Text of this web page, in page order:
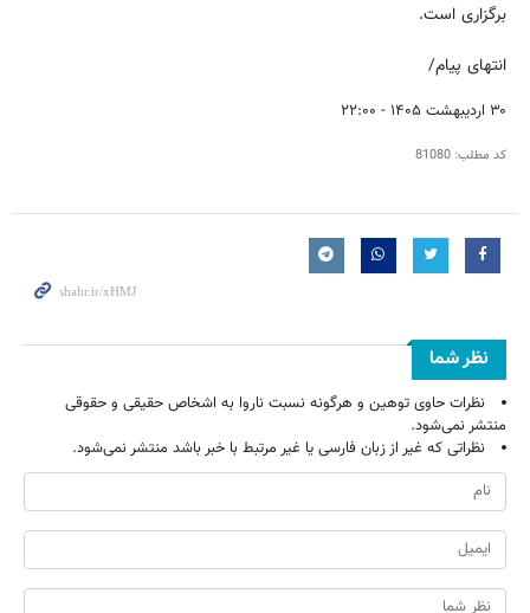
برگزاری است.
انتهای پیام/
۳۰ اردیبهشت ۱۴۰۵ - ۲۲:۰۰
کد مطلب: 81080
نظر شما
نظرات حاوی توهین و هرگونه نسبت ناروا به اشخاص حقیقی و حقوقی
منتشر نمی‌شود.
نظراتی که غیر از زبان فارسی یا غیر مرتبط با خبر باشد منتشر نمی‌شود.